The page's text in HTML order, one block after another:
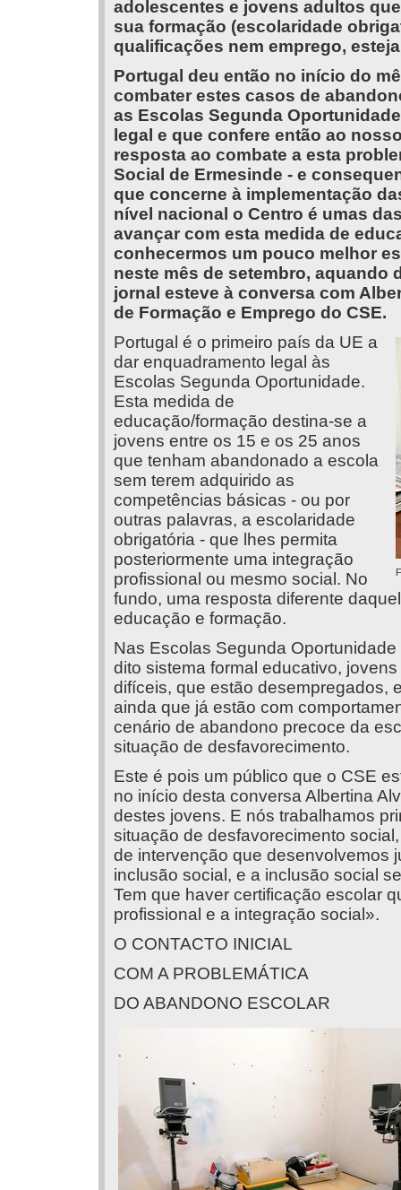
adolescentes e jovens adultos
sua formação (escolaridade
qualificações nem emprego,
Portugal deu então no início do
combater estes casos de
as Escolas Segunda
legal e que confere então ao
resposta ao combate a esta
Social de Ermesinde - e
que concerne à implementação
nível nacional o Centro é umas
avançar com esta medida de
conhecermos um pouco melhor
neste mês de setembro,
jornal esteve à conversa com
de Formação e Emprego do CSE.
Portugal é o primeiro país da UE a
dar enquadramento legal às
Escolas Segunda Oportunidade.
Esta medida de
educação/formação destina-se a
jovens entre os 15 e os 25 anos
que tenham abandonado a escola
sem terem adquirido as
competências básicas - ou por
outras palavras, a escolaridade
obrigatória - que lhes permita
posteriormente uma integração
profissional ou mesmo social. No
fundo, uma resposta diferente
educação e formação.
Nas Escolas Segunda
dito sistema formal educativo,
difíceis, que estão desempregados,
ainda que já estão com
cenário de abandono precoce da
situação de desfavorecimento.
Este é pois um público que o CSE
no início desta conversa Albertina
destes jovens. E nós trabalhamos
situação de desfavorecimento
de intervenção que desenvolvemos
inclusão social, e a inclusão social
Tem que haver certificação escolar
profissional e a integração social».
O CONTACTO INICIAL
COM A PROBLEMÁTICA
DO ABANDONO ESCOLAR